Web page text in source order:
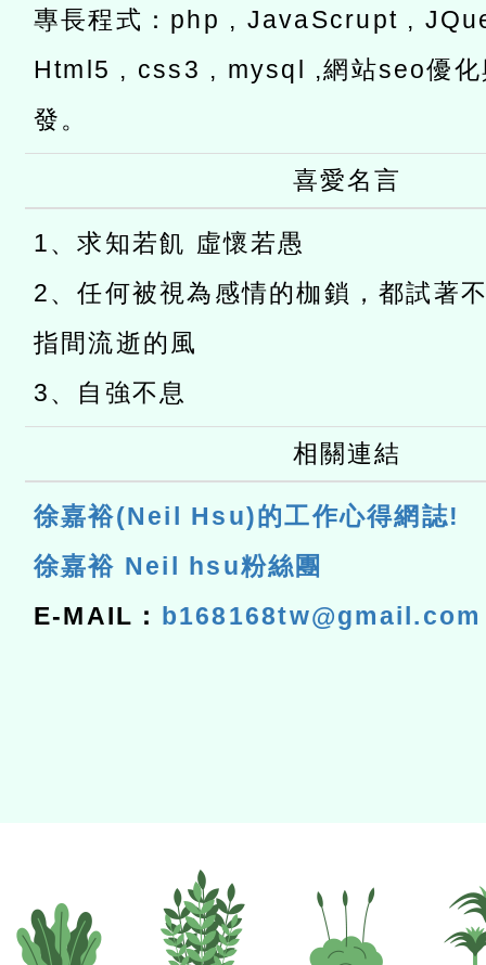
專長程式：php , JavaScrupt ,
Html5 , css3 , mysql ,網站seo優化
發。
喜愛名言
1、求知若飢 虛懷若愚
2、任何被視為感情的枷鎖，都試著
指間流逝的風
3、自強不息
相關連結
徐嘉裕(Neil Hsu)的工作心得網誌!
徐嘉裕 Neil hsu粉絲團
E-MAIL： b168168tw@gmail.com